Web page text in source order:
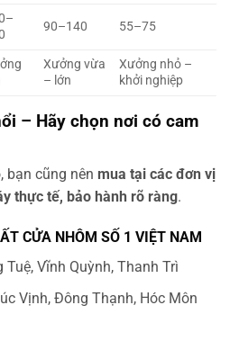
90–140 55–75
Xưởng vừa
– lớn
Xưởng nhỏ –
khởi nghiệp
– Hãy chọn nơi có cam
bạn cũng nên mua tại các đơn vị
thực tế, bảo hành rõ ràng.
CỬA NHÔM SỐ 1 VIỆT NAM
Tuệ, Vĩnh Quỳnh, Thanh Trì
Vịnh, Đông Thạnh, Hóc Môn